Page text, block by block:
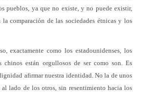
pueblos, ya que no existe, y no puede existir,
comparación de las sociedades étnicas y los
exactamente como los estadounidenses, los
chinos están orgullosos de ser como son. Es
afirmar nuestra identidad. No la de unos
lado de los otros, sin resentimiento hacia los